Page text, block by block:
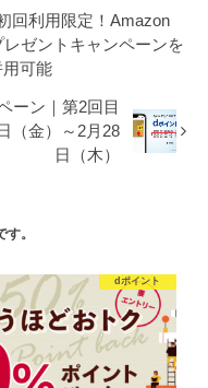
回利用限定！Amazon
ゼントキャンペーンを
可能
ーン｜第2回目
（金）～2月28
日（木）
。
dポイント